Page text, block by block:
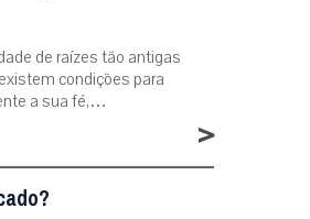
de raízes tão antigas
condições para
a sua fé,…
>